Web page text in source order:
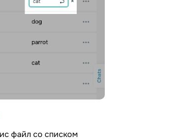
файл со списком